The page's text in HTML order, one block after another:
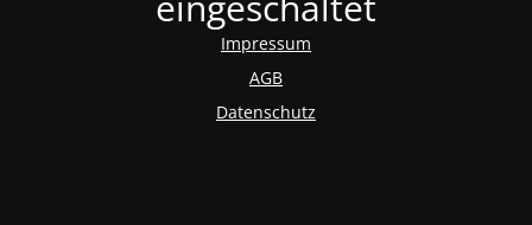
Impressum
AGB
Datenschutz